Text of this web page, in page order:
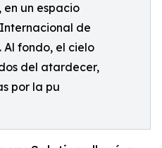
en un espacio
de
Al fondo, el cielo
del atardecer,
por la pu